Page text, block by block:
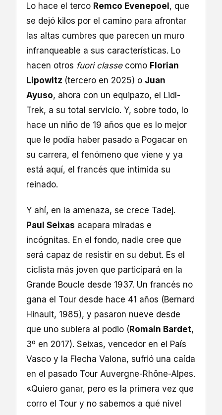
Lo hace el terco Remco Evenepoel , que
se dejó kilos por el camino para afrontar
las altas cumbres que parecen un muro
infranqueable a sus características. Lo
hacen otros fuori classecomo Florian
Lipowitz (tercero en 2025) o Juan
Ayuso, ahora con un equipazo, el Lidl-
Trek, a su total servicio. Y, sobre todo, lo
hace un niño de 19 años que es lo mejor
que le podía haber pasado a Pogacar en
su carrera, el fenómeno que viene y ya
está aquí, el francés que intimida su
reinado.
Y ahí, en la amenaza, se crece Tadej.
Paul Seixas acapara miradas e
incógnitas. En el fondo, nadie cree que
será capaz de resistir en su debut. Es el
ciclista más joven que participará en la
Grande Boucle desde 1937. Un francés no
gana el Tour desde hace 41 años (Bernard
Hinault, 1985), y pasaron nueve desde
que uno subiera al podio ( Romain Bardet,
3º en 2017). Seixas, vencedor en el País
Vasco y la Flecha Valona, sufrió una caída
en el pasado Tour Auvergne-Rhône-Alpes.
«Quiero ganar, pero es la primera vez que
corro el Tour y no sabemos a qué nivel